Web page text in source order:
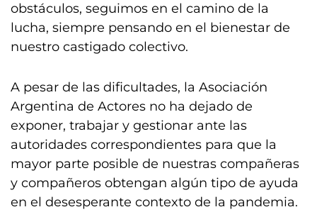
obstáculos, seguimos en el camino de la
lucha, siempre pensando en el bienestar de
nuestro castigado colectivo.
A pesar de las dificultades, la Asociación
Argentina de Actores no ha dejado de
exponer, trabajar y gestionar ante las
autoridades correspondientes para que la
mayor parte posible de nuestras compañeras
y compañeros obtengan algún tipo de ayuda
en el desesperante contexto de la pandemia.